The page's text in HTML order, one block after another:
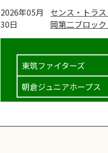
2026年05月
30日
センス・トラ
岡第二ブロッ
東筑ファイターズ
朝倉ジュニアホープス